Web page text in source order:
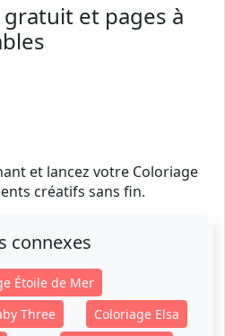
et pages à
et lancez votre Coloriage
créatifs sans fin.
connexes
Étoile de Mer
Three
Coloriage Elsa